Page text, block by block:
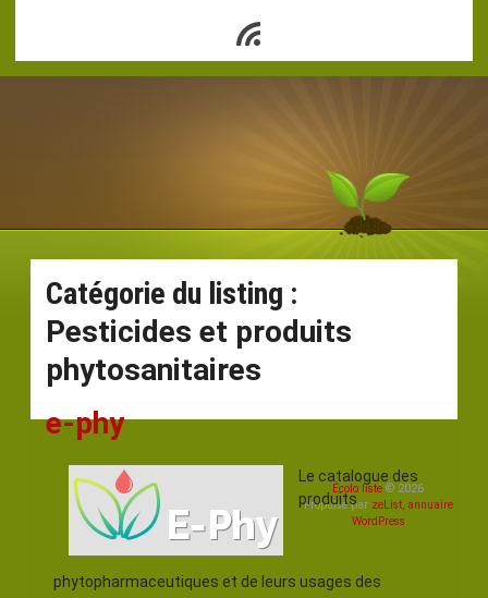
Subscribe
Catégorie du listing :
Pesticides et produits
phytosanitaires
e-phy
Le catalogue des
produits
phytopharmaceutiques et de leurs usages des
Écolo liste © 2026
Propulsé par zeList, annuaire
WordPress